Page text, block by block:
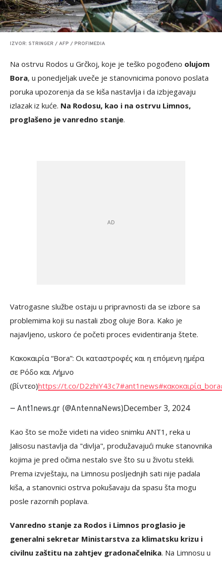
IZVOR: STRINGER / AFP / PROFIMEDIA
Na ostrvu Rodos u Grčkoj, koje je teško pogođeno olujom
Bora, u ponedjeljak uveče je stanovnicima ponovo poslata
poruka upozorenja da se kiša nastavlja i da izbjegavaju
izlazak iz kuće. Na Rodosu, kao i na ostrvu Limnos,
proglašeno je vanredno stanje.
Vatrogasne službe ostaju u pripravnosti da se izbore sa
problemima koji su nastali zbog oluje Bora. Kako je
najavljeno, uskoro će početi proces evidentiranja štete.
Κακοκαιρία “Bora”: Οι καταστροφές και η επόμενη ημέρα
σε Ρόδο και Λήμνο
(βίντεο)https://t.co/D2zhiY43c7#ant1news#κακοκαιρία_bora
— Ant1news.gr (@AntennaNews)December 3, 2024
Kao što se može videti na video snimku ANT1, reka u
Jalisosu nastavlja da "divlja", produžavajući muke stanovnika
kojima je pred očima nestalo sve što su u životu stekli.
Prema izvještaju, na Limnosu posljednjih sati nije padala
kiša, a stanovnici ostrva pokušavaju da spasu šta mogu
posle razornih poplava.
Vanredno stanje za Rodos i Limnos proglasio je
generalni sekretar Ministarstva za klimatsku krizu i
civilnu zaštitu na zahtjev gradonačelnika. Na Limnosu u